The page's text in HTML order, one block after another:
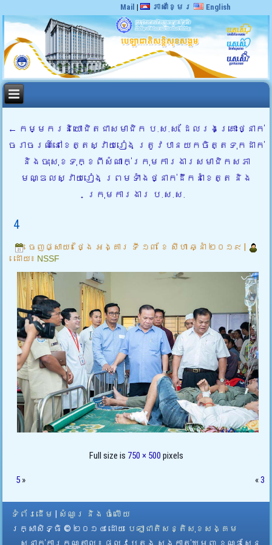
Mail | ភាសាខ្មែរ English
← កម្មករនិយោជិតជាសមាជិក ប.ស.ស. ដែលរងគ្រោះថ្នាក់
ចរាចរណ៍នៅខេត្តស្វាយរៀង ត្រូវបានយកចិត្តទុកដាក់
និងចុះសុខទុក្ខពីសំណាក់ក្រុមការងារសមាជិកសភា
មណ្ឌលស្វាយរៀង ព្រមទាំងថ្នាក់ដឹកនាំខេត្ត និង
ក្រុមការងារ ប.ស.ស.
4
ចេញផ្សាយ៖ ថ្ងៃ អង្គារ ទី ១៣ ខែ សីហា ឆ្នាំ ២០១៩
ដោយ៖ NSSF
Full size is 750 × 500 pixels
5 » «3
ទំព័រដើម
សំណួរ និង ចំលើយ
រក្សាសិទ្ធិ © ២០១៤ ដោយ​ បេឡាជាតិសន្តិសុខសង្គម